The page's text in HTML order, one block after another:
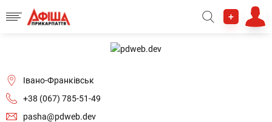
+
Івано-Франківськ
+38 (067) 785-51-49
pasha@pdweb.dev